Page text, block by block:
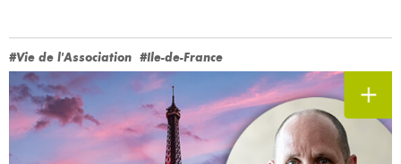
#Vie de l'Association #Ile-de-France